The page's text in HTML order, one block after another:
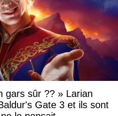
gars sûr ?? » Larian
Gate 3 et ils sont